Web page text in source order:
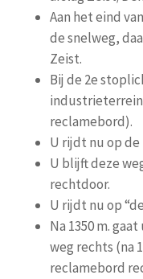
Aan het eind
de snelweg,
Zeist.
Bij de 2e
industrieterrein
reclamebord).
U rijdt nu op
U blijft deze
rechtdoor.
U rijdt nu op
Na 1350 m.
weg rechts (na
reclamebord